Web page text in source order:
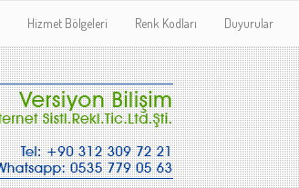
Hizmet Bölgeleri Renk Kodları Duyurular